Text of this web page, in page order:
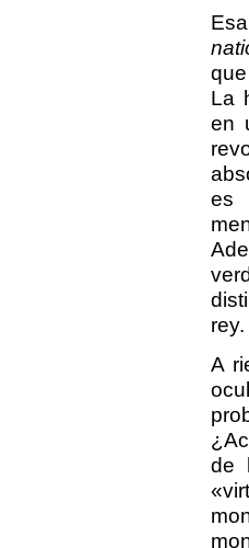
La
en
es
rey.
A
de